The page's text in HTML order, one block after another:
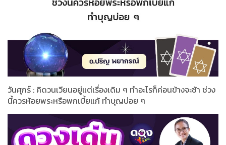
วันศุกร์ : คิดวนเวียนอยู่แต่เรื่องเดิม ๆ ทำอะไรก็ค่อนข้างจะช้า ช่วง
นี้ควรห้อยพระหรือพกเบี้ยแก้ ทำบุญบ่อย ๆ